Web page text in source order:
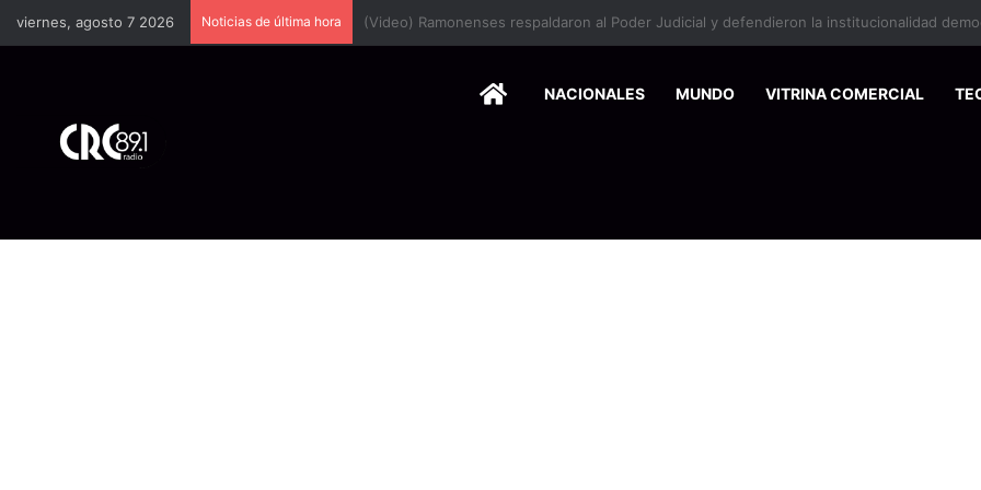
viernes, agosto 7 2026 Noticias de última hora
HOMENACIONALES MUNDO VITRINA COMERCIAL